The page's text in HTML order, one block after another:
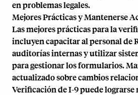
en problemas legales.
Mejores Prácticas y Mantenerse
Las mejores prácticas para la
incluyen capacitar al personal de
auditorías internas y utilizar
para gestionar los formularios.
actualizado sobre cambios
Verificación de I-9 puede lograrse